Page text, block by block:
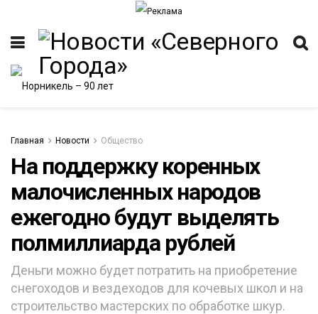
Главная Новости Общество
На поддержку коренных
малочисленных народов
ежегодно будут выделять
полмиллиарда рублей
Деньги можно будет потратить на приобретение
снегоходов и вездеходов для кочевых школ и на
строительство мастерских по обработке шкур.